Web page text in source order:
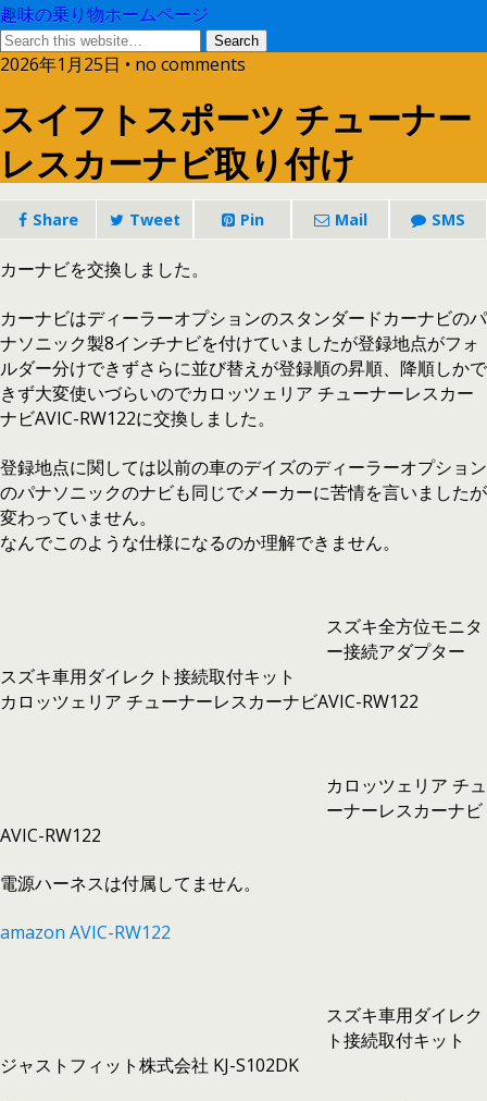
趣味の乗り物ホームページ
2026年1月25日 • no comments
スイフトスポーツ チューナー
レスカーナビ取り付け
Share Tweet Pin Mail SMS
カーナビを交換しました。
カーナビはディーラーオプションのスタンダードカーナビのパ
ナソニック製8インチナビを付けていましたが登録地点がフォ
ルダー分けできずさらに並び替えが登録順の昇順、降順しかで
きず大変使いづらいのでカロッツェリア チューナーレスカー
ナビAVIC-RW122に交換しました。
登録地点に関しては以前の車のデイズのディーラーオプション
のパナソニックのナビも同じでメーカーに苦情を言いましたが
変わっていません。
なんでこのような仕様になるのか理解できません。
スズキ全方位モニタ
ー接続アダプター
スズキ車用ダイレクト接続取付キット
カロッツェリア チューナーレスカーナビAVIC-RW122
カロッツェリア チュ
ーナーレスカーナビ
AVIC-RW122
電源ハーネスは付属してません。
amazon AVIC-RW122
スズキ車用ダイレク
ト接続取付キット
ジャストフィット株式会社 KJ-S102DK